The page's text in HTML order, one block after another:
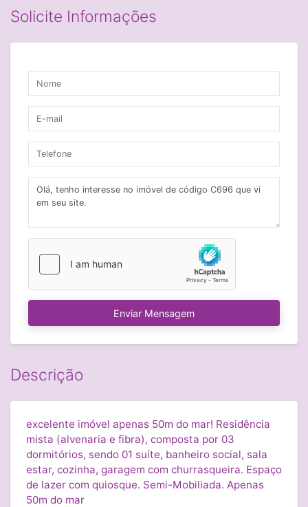
Solicite Informações
Enviar Mensagem
Descrição
excelente imóvel apenas 50m do mar! Residência
mista (alvenaria e fibra), composta por 03
dormitórios, sendo 01 suíte, banheiro social, sala
estar, cozinha, garagem com churrasqueira. Espaço
de lazer com quiosque. Semi-Mobiliada. Apenas
50m do mar